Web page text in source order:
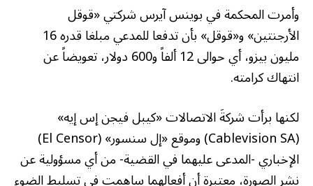
وأمرت المحكمة في بوينس آيرس شركتي «قوقل
الأرجنتين» و«قوقل» بأن تدفعا للمدعي مبلغا قدره 16
مليون بيزو، أي حوالى 12 ألفاً و600 دولار، تعويضاً عن
انتهاك كرامته.
لكنها برأت شركةَ الاتصالات «كيبل فيجن إس إيه»
(Cablevision SA) وموقع «إل سنسور» (El Censor)
الإخباري -المدعى عليهما في القضية- من أي مسؤولية عن
نشر الصورة، معتبرة أن أفعالهما ساهمت في تسليط الضوء